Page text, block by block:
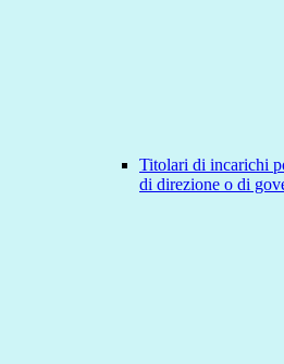
Titolari di incarichi
di direzione o di